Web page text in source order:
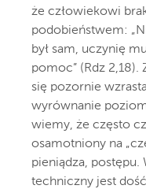
że człowiekowi
podobieństwem:
był sam, uczynię
pomoc” (Rdz
się pozornie
wyrównanie
wiemy, że często
osamotniony na
pieniądza, postępu.
techniczny jest